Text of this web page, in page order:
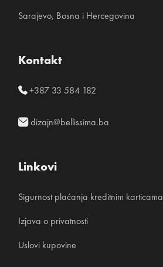
Sarajevo, Bosna i Hercegovina
Kontakt
+387 33 584 182
dizajn@bellissima.ba
Linkovi
Sigurnost plaćanja kreditnim karticama
Izjava o privatnosti
Uslovi kupovine